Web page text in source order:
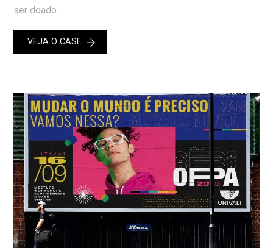
ser doado.
VEJA O CASE